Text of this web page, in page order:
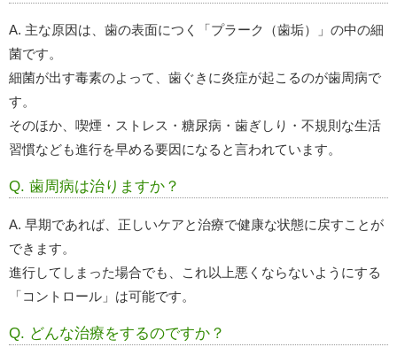
A. 主な原因は、歯の表面につく「プラーク（歯垢）」の中の細
菌です。
細菌が出す毒素のよって、歯ぐきに炎症が起こるのが歯周病で
す。
そのほか、喫煙・ストレス・糖尿病・歯ぎしり・不規則な生活
習慣なども進行を早める要因になると言われています。
Q. 歯周病は治りますか？
A. 早期であれば、正しいケアと治療で健康な状態に戻すことが
できます。
進行してしまった場合でも、これ以上悪くならないようにする
「コントロール」は可能です。
Q. どんな治療をするのですか？